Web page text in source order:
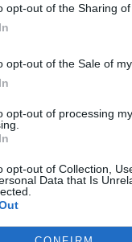
opt-out of the Sharing
opt-out of the Sale of
opt-out of processing
opt-out of Collection,
Data that Is
de sol -